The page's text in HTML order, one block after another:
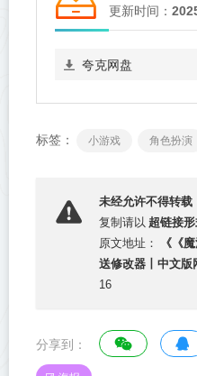
更新时间：
夸克网盘
标签： 小游戏 角色扮演
未经允许不得转载
复制请以 超链接
原文地址：
《《
送修改器丨中文版
16
分享到：